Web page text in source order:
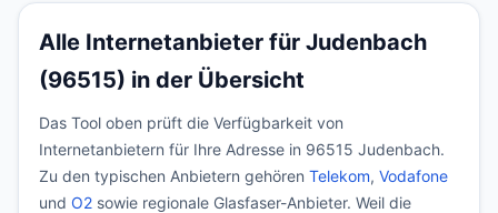
Alle Internetanbieter für Judenbach
(96515) in der Übersicht
Das Tool oben prüft die Verfügbarkeit von
Internetanbietern für Ihre Adresse in 96515 Judenbach.
Zu den typischen Anbietern gehören Telekom, Vodafone
und O2 sowie regionale Glasfaser-Anbieter. Weil die